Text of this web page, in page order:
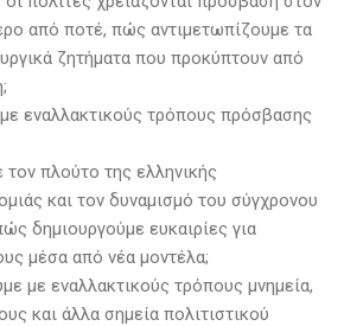
από ποτέ, πώς αντιμετωπίζουμε τα
ζητήματα που προκύπτουν από
εναλλακτικούς τρόπους πρόσβασης
πλούτο της ελληνικής
και τον δυναμισμό του σύγχρονου
δημιουργούμε ευκαιρίες για
μέσα από νέα μοντέλα;
με εναλλακτικούς τρόπους μνημεία,
και άλλα σημεία πολιτιστικού